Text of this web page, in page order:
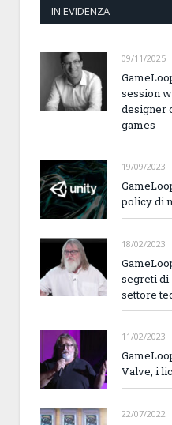
IN EVIDENZA
09/11/2025
session
designer
games
19/09/2023
policy di
18/02/2023
segreti di
settore
11/02/2023
Valve, i
22/07/2022